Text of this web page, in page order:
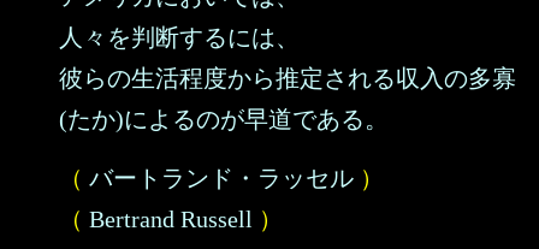
人々を判断するには、
彼らの生活程度から推定される収入の多寡
(たか)によるのが早道である。
（ バートランド・ラッセル ）
（ Bertrand Russell ）